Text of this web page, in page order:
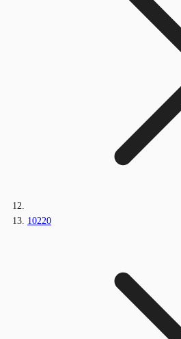
10220